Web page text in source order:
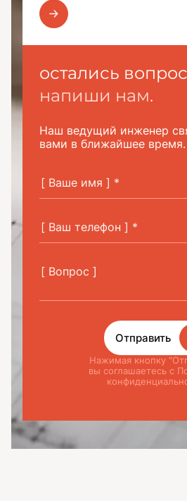
остались
напиши нам.
Наш ведущий инженер
вами в ближайшее время.
Отправить
Нажимая кнопку
вы соглашаетесь с